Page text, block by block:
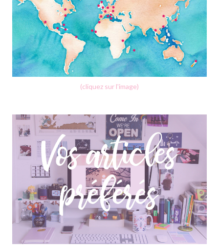
(cliquez sur l'image)